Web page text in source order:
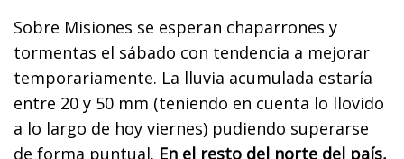
Sobre Misiones se esperan chaparrones y
tormentas el sábado con tendencia a mejorar
temporariamente. La lluvia acumulada estaría
entre 20 y 50 mm (teniendo en cuenta lo llovido
a lo largo de hoy viernes) pudiendo superarse
de forma puntual. En el resto del norte del país,